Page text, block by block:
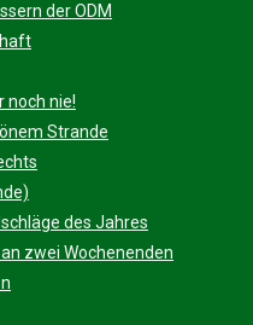
der ODM
noch nie!
Strande
des Jahres
zwei Wochenenden